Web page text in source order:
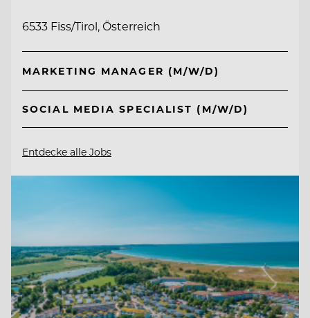
6533 Fiss/Tirol, Österreich
MARKETING MANAGER (M/W/D)
SOCIAL MEDIA SPECIALIST (M/W/D)
Entdecke alle Jobs